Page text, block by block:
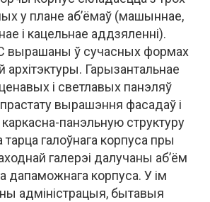
у плане аб’ёмаў (машыннае,
і кацельнае аддзяленні).
вырашаны ў сучасных формах
Гарызантальнае
і светлавых панэляў
вырашэння фасадаў і
панэльную структуру
галоўнага корпуса пры
галерэі далучаны аб’ём
дапаможнага корпуса. У ім
адміністрацыя, бытавыя